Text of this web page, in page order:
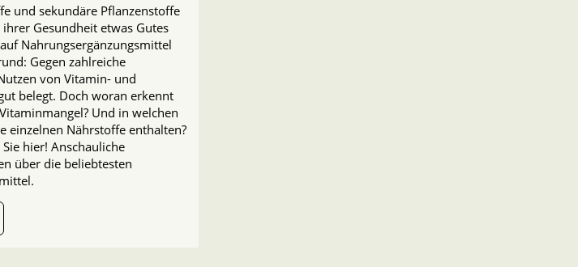
und sekundäre Pflanzenstoffe
Gesundheit etwas Gutes
Nahrungsergänzungsmittel
Gegen zahlreiche
von Vitamin- und
belegt. Doch woran erkennt
Und in welchen
einzelnen Nährstoffe enthalten?
hier! Anschauliche
über die beliebtesten